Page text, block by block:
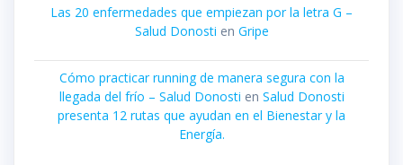
Las 20 enfermedades que empiezan por la letra G –
Salud Donosti en Gripe
Cómo practicar running de manera segura con la
llegada del frío – Salud Donosti en Salud Donosti
presenta 12 rutas que ayudan en el Bienestar y la
Energía.